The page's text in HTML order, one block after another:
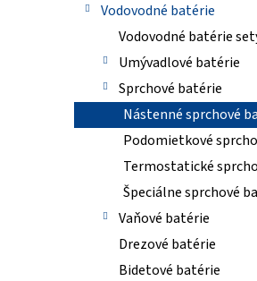
Vodovodné batérie
Vodovodné batérie
Umývadlové batérie
Sprchové batérie
Nástenné sprchové
Podomietkové
Termostatické
Špeciálne sprchové
Vaňové batérie
Drezové batérie
Bidetové batérie